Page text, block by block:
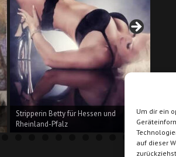
Um dir ein
auf dieser
Stripperin Betty für Hessen und
Rheinland-Pfalz